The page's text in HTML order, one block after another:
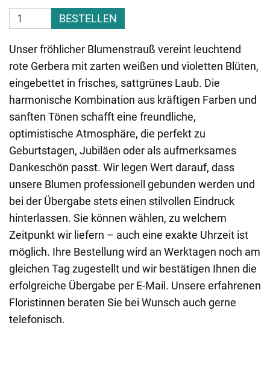
BESTELLEN
Unser fröhlicher Blumenstrauß vereint leuchtend
rote Gerbera mit zarten weißen und violetten Blüten,
eingebettet in frisches, sattgrünes Laub. Die
harmonische Kombination aus kräftigen Farben und
sanften Tönen schafft eine freundliche,
optimistische Atmosphäre, die perfekt zu
Geburtstagen, Jubiläen oder als aufmerksames
Dankeschön passt. Wir legen Wert darauf, dass
unsere Blumen professionell gebunden werden und
bei der Übergabe stets einen stilvollen Eindruck
hinterlassen. Sie können wählen, zu welchem
Zeitpunkt wir liefern – auch eine exakte Uhrzeit ist
möglich. Ihre Bestellung wird an Werktagen noch am
gleichen Tag zugestellt und wir bestätigen Ihnen die
erfolgreiche Übergabe per E-Mail. Unsere erfahrenen
Floristinnen beraten Sie bei Wunsch auch gerne
telefonisch.